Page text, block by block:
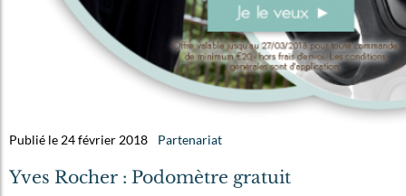
Publié le 24 février 2018 Partenariat
Yves Rocher : Podomètre gratuit